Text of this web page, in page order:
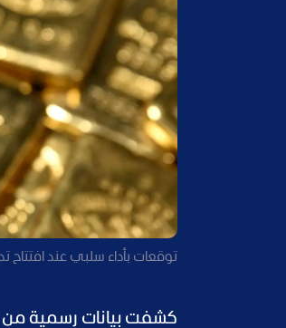
توقعات بأداء سلبي عند افتتاح
كشفت بيانات رسمية من